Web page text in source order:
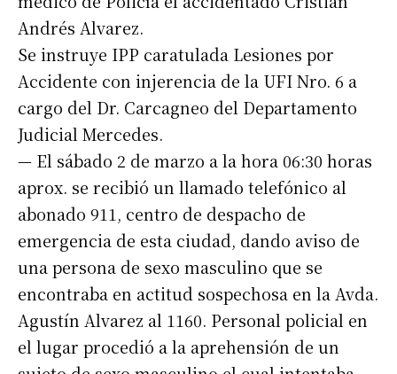
Andrés Alvarez.
Se instruye IPP caratulada Lesiones por
Accidente con injerencia de la UFI Nro. 6 a
cargo del Dr. Carcagneo del Departamento
Judicial Mercedes.
— El sábado 2 de marzo a la hora 06:30 horas
aprox. se recibió un llamado telefónico al
abonado 911, centro de despacho de
emergencia de esta ciudad, dando aviso de
una persona de sexo masculino que se
encontraba en actitud sospechosa en la Avda.
Agustín Alvarez al 1160. Personal policial en
el lugar procedió a la aprehensión de un